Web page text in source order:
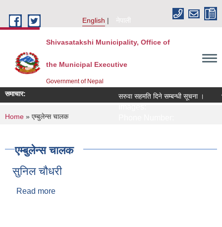
English
नेपाली
Shivasatakshi Municipality, Office of
the Municipal Executive
Government of Nepal
समाचार: सरुवा सहमति दिने सम्बन्धी सूचना ।
You are here
Home » एम्बुलेन्स चालक
एम्बुलेन्स चालक
सुनिल चौधरी
Read more